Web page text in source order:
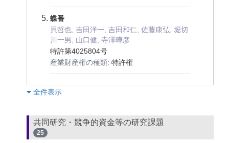
蝶番
貝哲也, 吉田洋一, 吉田和仁, 佐藤康弘, 堀切
川一男, 山口健, 寺澤曄彦
特許第4025804号
産業財産権の種類: 特許権
︎全件表示
共同研究・競争的資金等の研究課題
25